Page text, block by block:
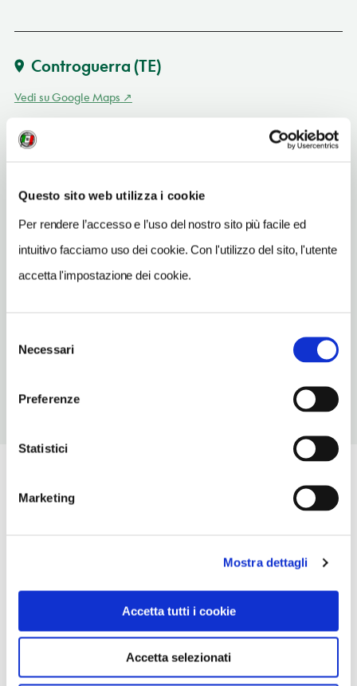
Questo sito web utilizza i cookie
Per rendere l’accesso e l’uso del nostro sito più facile ed
intuitivo facciamo uso dei cookie. Con l'utilizzo del sito, l'utente
accetta l'impostazione dei cookie.
delNecessari
Preferenze
Statistici
Marketing
Mostra dettagli
Accetta tutti i cookie
Accetta selezionati
Controguerra (TE)
Vedi su Google Maps
INDIRIZZO
Abruzzo
SITO WEB
www.abruzzomio.it/musei/mcc.htm
INDIRIZZO EMAIL
0861856630